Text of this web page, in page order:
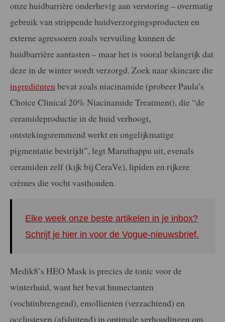
onze huidbarrière onderhevig aan verstoring – overmatig
gebruik van strippende huidverzorgingsproducten en
externe agressoren zoals vervuiling kunnen de
huidbarrière aantasten – maar het is vooral belangrijk dat
deze in de winter wordt verzorgd. Zoek naar skincare die
ingrediënten bevat zoals niacinamide (probeer Paula’s
Choice Clinical 20% Niacinamide Treatment), die “de
ceramideproductie in de huid verhoogt,
ontstekingsremmend werkt en ongelijkmatige
pigmentatie bestrijdt”, legt Maruthappu uit, evenals
ceramiden zelf (kijk bij CeraVe), lipiden en rijkere
crèmes die vocht vasthouden.
Elke week onze beste artikelen in je inbox?
Schrijf je hier in voor de Vogue-nieuwsbrief.
Medik8’s HEO Mask is precies de tonic voor de
winterhuid, want het bevat humectanten
(vochtinbrengend), emollienten (verzachtend) en
occlusieven (afsluitend) in optimale verhoudingen om